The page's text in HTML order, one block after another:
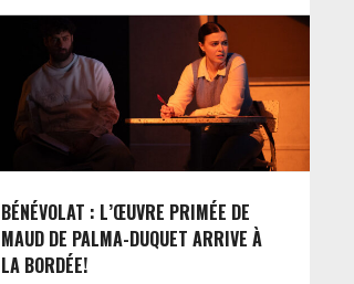
BÉNÉVOLAT : L’ŒUVRE PRIMÉE DE
MAUD DE PALMA-DUQUET ARRIVE À
LA BORDÉE!